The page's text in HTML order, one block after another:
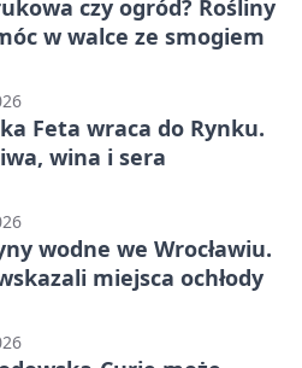
czy ogród? Rośliny
w walce ze smogiem
Feta wraca do Rynku.
wina i sera
wodne we Wrocławiu.
miejsca ochłody